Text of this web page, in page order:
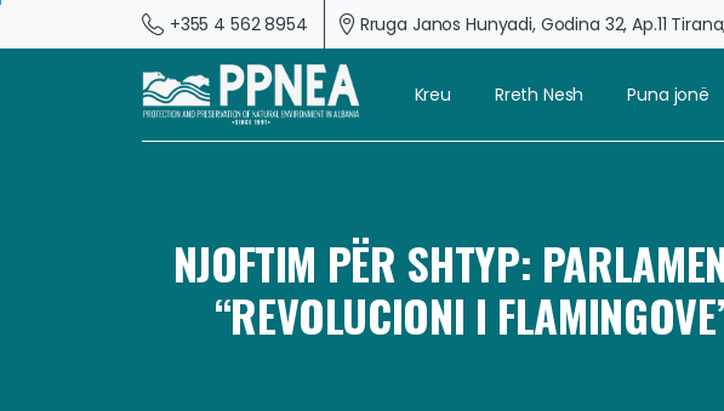
+355 4 562 8954 Rruga Janos Hunyadi, Godina 32, Ap.11
Kreu Rreth Nesh Puna jonë
NJOFTIM PËR SHTYP:
“REVOLUCIONI I